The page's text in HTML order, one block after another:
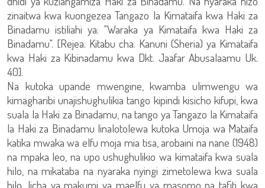
zinaitwa kwa kuongezea Tangazo la Kimataifa kwa Haki za
Binadamu istiliahi ya: "Waraka ya Kimataifa kwa Haki za
Binadamu". [Rejea: Kitabu cha: Kanuni (Sheria) ya Kimataifa
kwa Haki za Kibinadamu kwa Dkt. Jaafar Abusalaamu Uk.
40].
Na kutoka upande mwengine, kwamba ulimwengu wa
kimagharibi unajishughulikia tango kipindi kisicho kifupi, kwa
suala la Haki za Binadamu, na tango ya Tangazo la Kimataifa
la Haki za Binadamu linalotolewa kutoka Umoja wa Mataifa
katika mwaka wa elfu moja mia tisa, arobaini na nane (1948)
na mpaka leo, na upo ushughulikio wa kimataifa kwa suala
hilo, na mikataba na nyaraka nyingi zimetolewa kwa suala
hilo, licha ya makumi ya maelfu ya masomo na tafiti kwa